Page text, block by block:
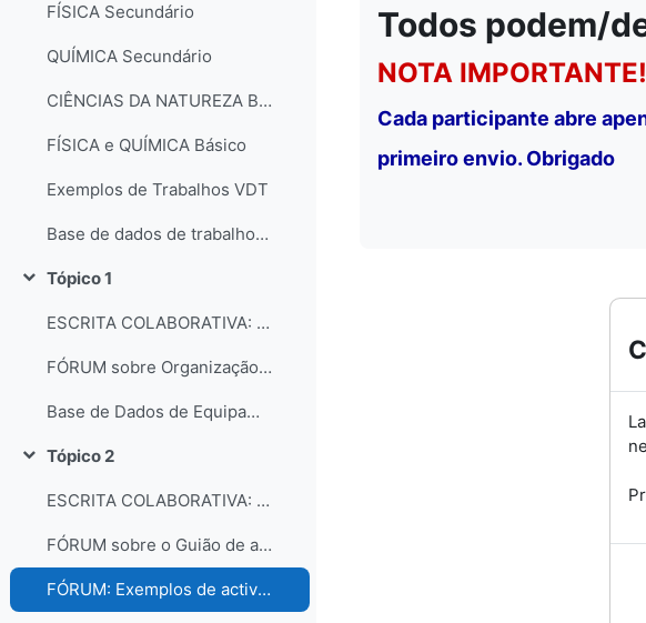
FÍSICA Secundário
QUÍMICA Secundário
CIÊNCIAS DA NATUREZA Básico
FÍSICA e QUÍMICA Básico
Exemplos de Trabalhos VDT
Base de dados de trabalhos dos participantes do curso
Contrair
Tópico 1
ESCRITA COLABORATIVA: Organização dos laboratórios
FÓRUM sobre Organização e gestão dos laboratórios escolares
Base de Dados de Equipamentos e Consumíveis dos Laboratórios
Contrair
Tópico 2
ESCRITA COLABORATIVA: Guião de Actividade Prática
FÓRUM sobre o Guião de actividades práticas
FÓRUM: Exemplos de actividades práticas e comentários...
Todos podem/
NOTA IMPORTANTE!
Cada participante abre
primeiro envio. Obrigado